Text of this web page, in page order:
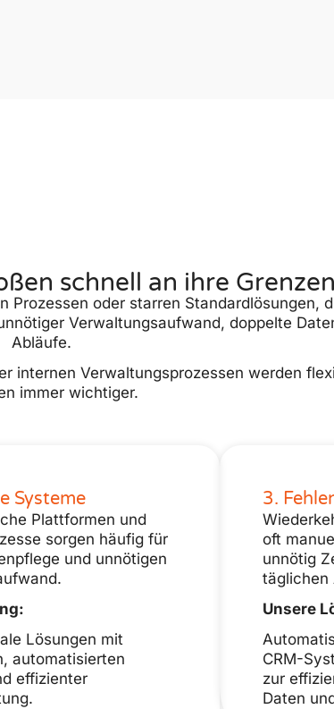
schnell an ihre Grenzen
oder starren Standardlösungen,
Verwaltungsaufwand, doppelte
Abläufe.
internen Verwaltungsprozessen werden
immer wichtiger.
Systeme
Plattformen und
sorgen häufig für
und unnötigen
Lösungen mit
automatisierten
effizienter
3.
oft
unnötig
täglichen
Unsere
CRM-
zur
Daten